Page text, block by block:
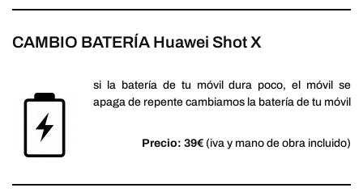
CAMBIO BATERÍA Huawei Shot X
si la batería de tu móvil dura poco, el móvil se
apaga de repente cambiamos la batería de tu móvil
Precio: 39€ (iva y mano de obra incluido)